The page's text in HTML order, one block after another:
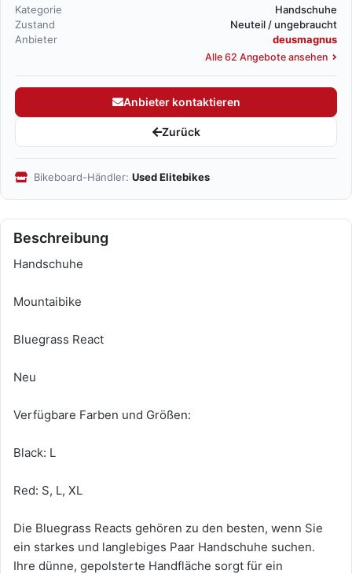
Kategorie
Handschuhe
Zustand
Neuteil / ungebraucht
Anbieter
deusmagnus
Alle 62 Angebote ansehen
Anbieter kontaktieren
Zurück
Bikeboard-Händler: Used Elitebikes
Beschreibung
Handschuhe
Mountaibike
Bluegrass React
Neu
Verfügbare Farben und Größen:
Black: L
Red: S, L, XL
Die Bluegrass Reacts gehören zu den besten, wenn Sie
ein starkes und langlebiges Paar Handschuhe suchen.
Ihre dünne, gepolsterte Handfläche sorgt für ein